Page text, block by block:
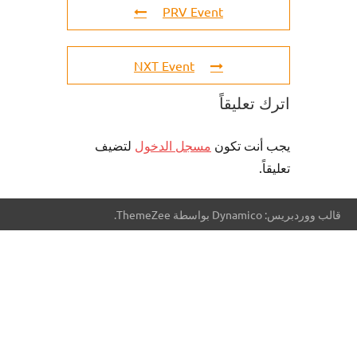
PRV Event
NXT Event
اترك تعليقاً
يجب أنت تكون مسجل الدخول لتضيف
تعليقاً.
قالب ووردبريس: Dynamico بواسطة ThemeZee.